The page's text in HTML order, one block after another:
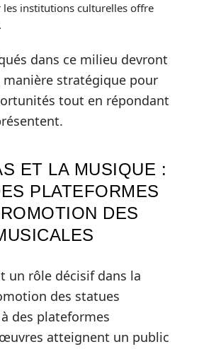
les institutions culturelles offre
dans ce milieu devront
manière stratégique pour
tout en répondant
ET LA MUSIQUE :
PLATEFORMES
DES
un rôle décisif dans la
des statues
des plateformes
atteignent un public